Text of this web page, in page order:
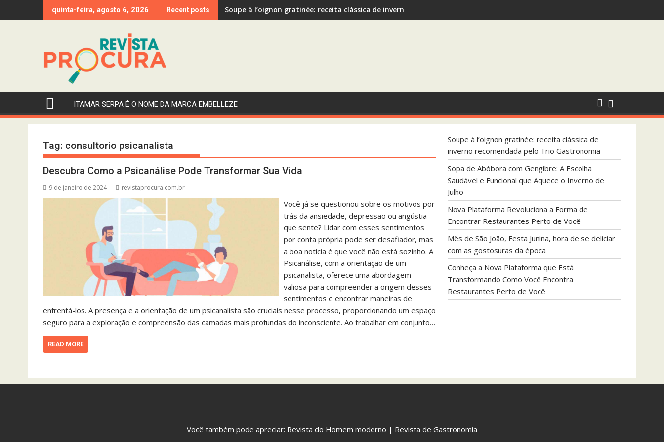
to
quinta-feira, agosto 6, 2026 Recent posts Soupe à l’oignon gratinée: receita clássica de inverno recomendada pelo Trio Gastronomia
Sopa de Abóbora com Gengibre: A Escolha Saudável e Funcional que Aquece o Inverno de Julho
ITAMAR SERPA É O NOME DA MARCA EMBELLEZE
Tag: consultorio psicanalista
Descubra Como a Psicanálise Pode Transformar Sua Vida
9 de janeiro de 2024 revistaprocura.com.br
Você já se questionou sobre os motivos por
trás da ansiedade, depressão ou angústia
que sente? Lidar com esses sentimentos
por conta própria pode ser desafiador, mas
a boa notícia é que você não está sozinho. A
Psicanálise, com a orientação de um
psicanalista, oferece uma abordagem
valiosa para compreender a origem desses
sentimentos e encontrar maneiras de
enfrentá-los. A presença e a orientação de um psicanalista são cruciais nesse processo, proporcionando um espaço
seguro para a exploração e compreensão das camadas mais profundas do inconsciente. Ao trabalhar em conjunto…
READ MORE
Soupe à l’oignon gratinée: receita clássica de
inverno recomendada pelo Trio Gastronomia
Sopa de Abóbora com Gengibre: A Escolha
Saudável e Funcional que Aquece o Inverno de
Julho
Nova Plataforma Revoluciona a Forma de
Encontrar Restaurantes Perto de Você
Mês de São João, Festa Junina, hora de se deliciar
com as gostosuras da época
Conheça a Nova Plataforma que Está
Transformando Como Você Encontra
Restaurantes Perto de Você
Você também pode apreciar: Revista do Homem moderno | Revista de Gastronomia